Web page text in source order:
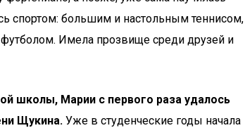
спортом: большим и настольным теннисом,
Имела прозвище среди друзей и
школы, Марии с первого раза удалось
Щукина. Уже в студенческие годы начала